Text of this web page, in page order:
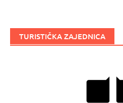
TURISTIČKA ZAJEDNICA